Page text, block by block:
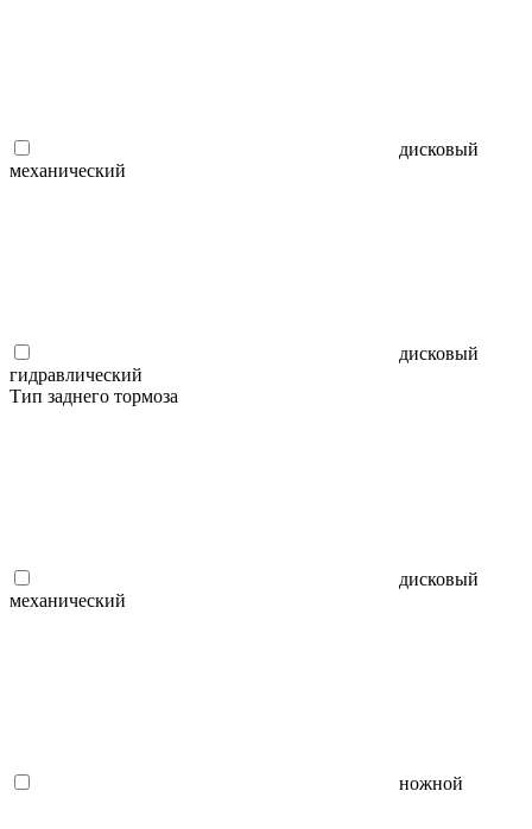
дисковый
механический
дисковый
гидравлический
Тип заднего тормоза
дисковый
механический
ножной